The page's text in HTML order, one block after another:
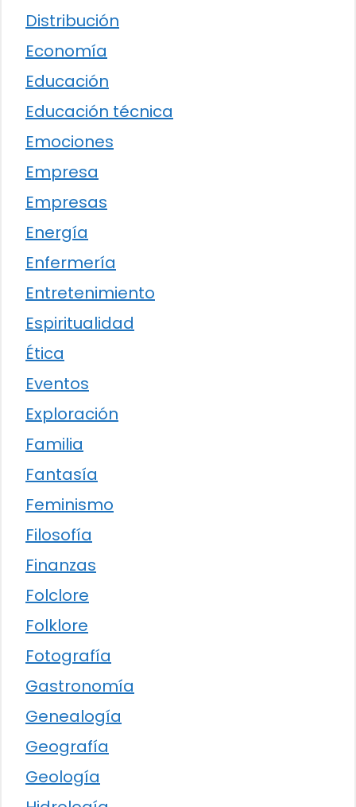
Distribución
Economía
Educación
Educación técnica
Emociones
Empresa
Empresas
Energía
Enfermería
Entretenimiento
Espiritualidad
Ética
Eventos
Exploración
Familia
Fantasía
Feminismo
Filosofía
Finanzas
Folclore
Folklore
Fotografía
Gastronomía
Genealogía
Geografía
Geología